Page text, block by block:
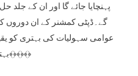
پہنچایا جائے گا اور ان کے جلد
گے۔ڈپٹی کمشنر کے ان دوروں
عوامی سہولیات کی بہتری کو
بہترین سہولیات فراہم کی جا سکیں۔﴾﴿﴾﴿﴾﴿